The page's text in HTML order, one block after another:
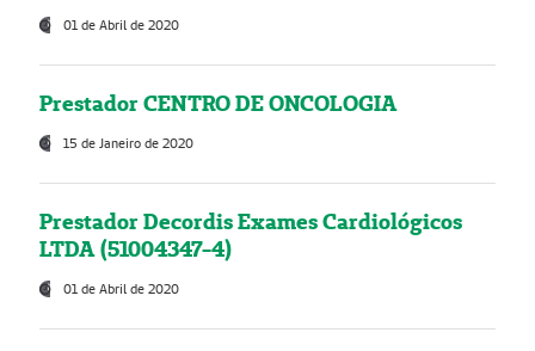
01 de Abril de 2020
Prestador CENTRO DE ONCOLOGIA
15 de Janeiro de 2020
Prestador Decordis Exames Cardiológicos
LTDA (51004347-4)
01 de Abril de 2020